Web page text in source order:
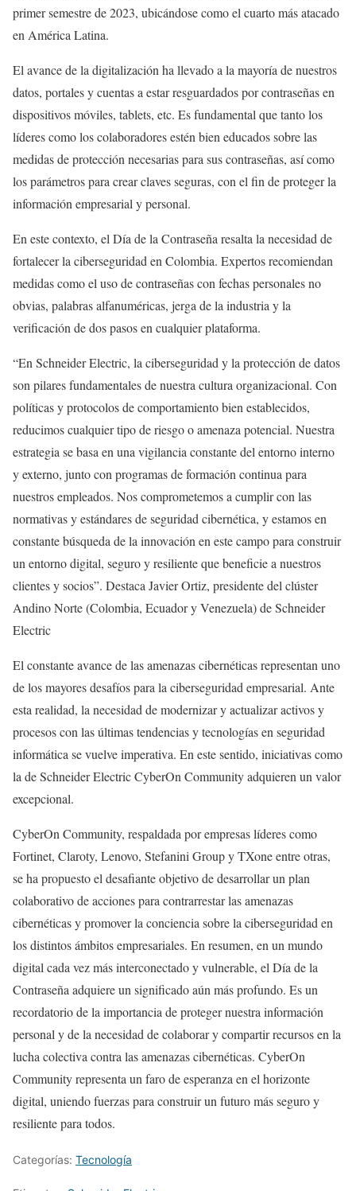
primer semestre de 2023, ubicándose como el cuarto más atacado
en América Latina.
El avance de la digitalización ha llevado a la mayoría de nuestros
datos, portales y cuentas a estar resguardados por contraseñas en
dispositivos móviles, tablets, etc. Es fundamental que tanto los
líderes como los colaboradores estén bien educados sobre las
medidas de protección necesarias para sus contraseñas, así como
los parámetros para crear claves seguras, con el fin de proteger la
información empresarial y personal.
En este contexto, el Día de la Contraseña resalta la necesidad de
fortalecer la ciberseguridad en Colombia. Expertos recomiendan
medidas como el uso de contraseñas con fechas personales no
obvias, palabras alfanuméricas, jerga de la industria y la
verificación de dos pasos en cualquier plataforma.
“En Schneider Electric, la ciberseguridad y la protección de datos
son pilares fundamentales de nuestra cultura organizacional. Con
políticas y protocolos de comportamiento bien establecidos,
reducimos cualquier tipo de riesgo o amenaza potencial. Nuestra
estrategia se basa en una vigilancia constante del entorno interno
y externo, junto con programas de formación continua para
nuestros empleados. Nos comprometemos a cumplir con las
normativas y estándares de seguridad cibernética, y estamos en
constante búsqueda de la innovación en este campo para construir
un entorno digital, seguro y resiliente que beneficie a nuestros
clientes y socios”. Destaca Javier Ortiz, presidente del clúster
Andino Norte (Colombia, Ecuador y Venezuela) de Schneider
Electric
El constante avance de las amenazas cibernéticas representan uno
de los mayores desafíos para la ciberseguridad empresarial. Ante
esta realidad, la necesidad de modernizar y actualizar activos y
procesos con las últimas tendencias y tecnologías en seguridad
informática se vuelve imperativa. En este sentido, iniciativas como
la de Schneider Electric CyberOn Community adquieren un valor
excepcional.
CyberOn Community, respaldada por empresas líderes como
Fortinet, Claroty, Lenovo, Stefanini Group y TXone entre otras,
se ha propuesto el desafiante objetivo de desarrollar un plan
colaborativo de acciones para contrarrestar las amenazas
cibernéticas y promover la conciencia sobre la ciberseguridad en
los distintos ámbitos empresariales. En resumen, en un mundo
digital cada vez más interconectado y vulnerable, el Día de la
Contraseña adquiere un significado aún más profundo. Es un
recordatorio de la importancia de proteger nuestra información
personal y de la necesidad de colaborar y compartir recursos en la
lucha colectiva contra las amenazas cibernéticas. CyberOn
Community representa un faro de esperanza en el horizonte
digital, uniendo fuerzas para construir un futuro más seguro y
resiliente para todos.
Categorías: Tecnología